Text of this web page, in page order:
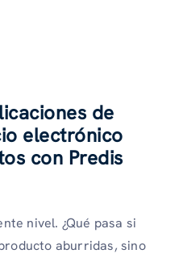
de
electrónico
con Predis
nivel. ¿Qué pasa si
aburridas, sino